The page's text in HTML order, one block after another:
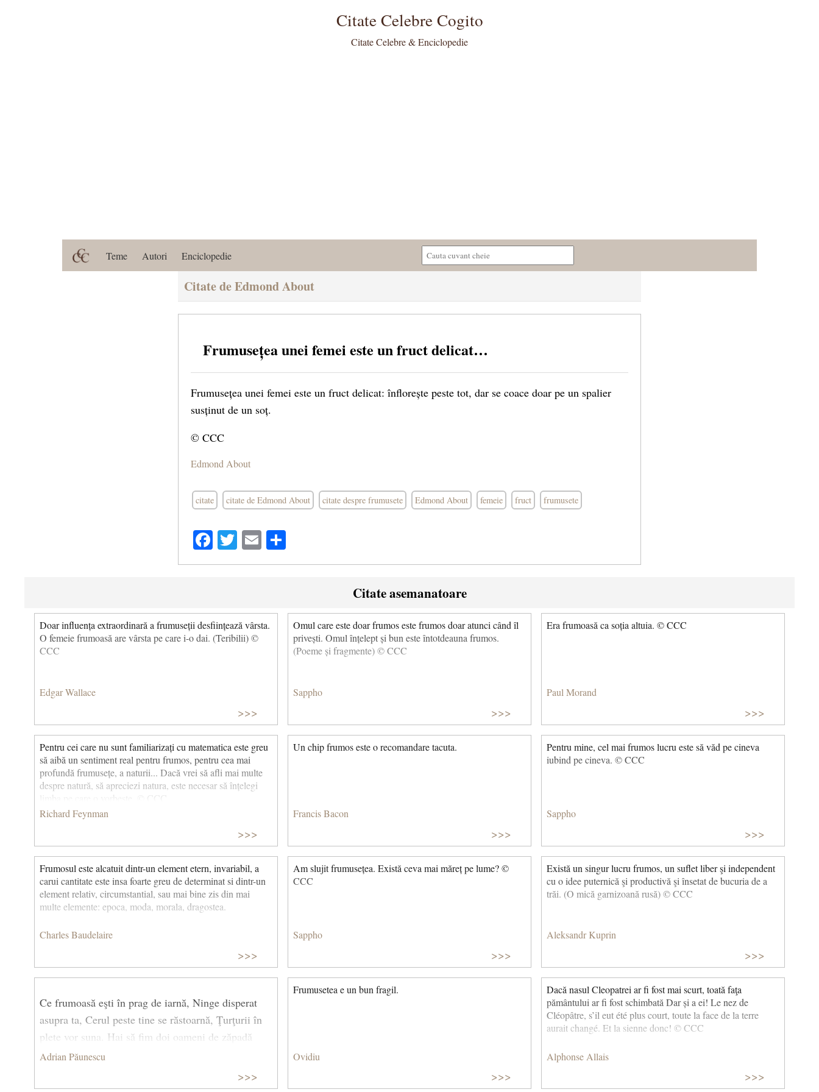
Citate Celebre Cogito
Citate Celebre & Enciclopedie
Teme Autori Enciclopedie
Citate de Edmond About
Frumusețea unei femei este un fruct delicat…
Frumusețea unei femei este un fruct delicat: înflorește peste tot, dar se coace doar pe un spalier
susținut de un soț.
© CCC
Edmond About
citate citate de Edmond About citate despre frumusete Edmond About femeie fruct frumusete
Facebook
Twitter
Email
Citate asemanatoare
Doar influența extraordinară a frumuseții desființează vârsta.
O femeie frumoasă are vârsta pe care i-o dai. (Teribilii) ©
CCC
Edgar Wallace
>>>
Omul care este doar frumos este frumos doar atunci când îl
privești. Omul înțelept și bun este întotdeauna frumos.
(Poeme și fragmente) © CCC
Sappho
>>>
Era frumoasă ca soția altuia. © CCC
Paul Morand
>>>
Pentru cei care nu sunt familiarizați cu matematica este greu
să aibă un sentiment real pentru frumos, pentru cea mai
profundă frumusețe, a naturii... Dacă vrei să afli mai multe
despre natură, să apreciezi natura, este necesar să înțelegi
limba pe care o vorbește. © CCC
Richard Feynman
>>>
Un chip frumos este o recomandare tacuta.
Francis Bacon
>>>
Pentru mine, cel mai frumos lucru este să văd pe cineva
iubind pe cineva. © CCC
Sappho
>>>
Frumosul este alcatuit dintr-un element etern, invariabil, a
carui cantitate este insa foarte greu de determinat si dintr-un
element relativ, circumstantial, sau mai bine zis din mai
multe elemente: epoca, moda, morala, dragostea.
Charles Baudelaire
>>>
Am slujit frumusețea. Există ceva mai măreț pe lume? ©
CCC
Sappho
>>>
Există un singur lucru frumos, un suflet liber şi independent
cu o idee puternică şi productivă şi însetat de bucuria de a
trăi. (O mică garnizoană rusă) © CCC
Aleksandr Kuprin
>>>
Ce frumoasă eşti în prag de iarnă, Ninge disperat
asupra ta, Cerul peste tine se răstoarnă, Ţurţurii în
plete vor suna. Hai să fim doi oameni de zăpadă
Ridicaţi de braţe de copii, Care-n frig şi ger mai ştiu
Adrian Păunescu
>>>
Frumusetea e un bun fragil.
Ovidiu
>>>
Dacă nasul Cleopatrei ar fi fost mai scurt, toată faţa
pământului ar fi fost schimbată Dar și a ei! Le nez de
Cléopâtre, s’il eut été plus court, toute la face de la terre
aurait changé. Et la sienne donc! © CCC
Alphonse Allais
>>>